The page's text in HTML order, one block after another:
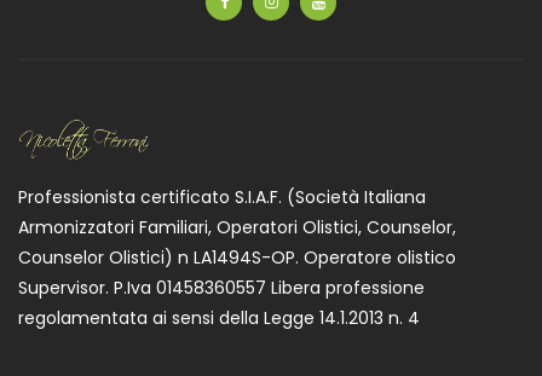
Professionista certificato S.I.A.F. (Società Italiana
Armonizzatori Familiari, Operatori Olistici, Counselor,
Counselor Olistici) n LA1494S-OP. Operatore olistico
Supervisor. P.Iva 01458360557 Libera professione
regolamentata ai sensi della Legge 14.1.2013 n. 4